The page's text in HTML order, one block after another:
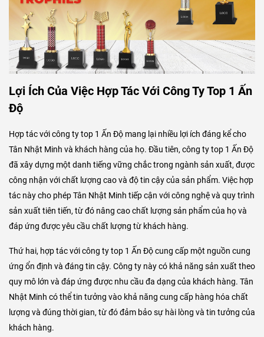
Lợi Ích Của Việc Hợp Tác Với Công Ty Top 1 Ấn
Độ
Hợp tác với công ty top 1 Ấn Độ mang lại nhiều lợi ích đáng kể cho
Tân Nhật Minh và khách hàng của họ. Đầu tiên, công ty top 1 Ấn Độ
đã xây dựng một danh tiếng vững chắc trong ngành sản xuất, được
công nhận với chất lượng cao và độ tin cậy của sản phẩm. Việc hợp
tác này cho phép Tân Nhật Minh tiếp cận với công nghệ và quy trình
sản xuất tiên tiến, từ đó nâng cao chất lượng sản phẩm của họ và
đáp ứng được yêu cầu chất lượng từ khách hàng.
Thứ hai, hợp tác với công ty top 1 Ấn Độ cung cấp một nguồn cung
ứng ổn định và đáng tin cậy. Công ty này có khả năng sản xuất theo
quy mô lớn và đáp ứng được nhu cầu đa dạng của khách hàng. Tân
Nhật Minh có thể tin tưởng vào khả năng cung cấp hàng hóa chất
lượng và đúng thời gian, từ đó đảm bảo sự hài lòng và tin tưởng của
khách hàng.